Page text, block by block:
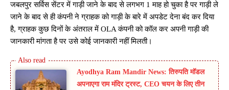
जबलपुर सर्विस सेंटर में गाड़ी जाने के बाद से लगभग 1 माह हो चुका है पर गाड़ी ले
जाने के बाद से ही कंपनी ने ग्राहक को गाड़ी के बारे में अपडेट देना बंद कर दिया
है, ग्राहक कुछ दिनों के अंतराल में OLA कंपनी को कॉल कर अपनी गाड़ी की
जानकारी मांगता है पर उसे कोई जानकारी नहीं मिलती।
Ayodhya Ram Mandir News: तिरुपति मॉडल
अपनाएगा राम मंदिर ट्रस्ट, CEO चयन के लिए तीन